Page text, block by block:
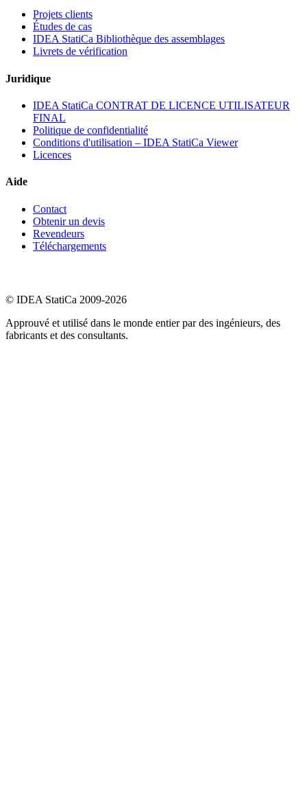
Projets clients
Études de cas
IDEA StatiCa Bibliothèque des assemblages
Livrets de vérification
Juridique
IDEA StatiCa CONTRAT DE LICENCE UTILISATEUR
FINAL
Politique de confidentialité
Conditions d'utilisation – IDEA StatiCa Viewer
Licences
Aide
Contact
Obtenir un devis
Revendeurs
Téléchargements
© IDEA StatiCa 2009-2026
Approuvé et utilisé dans le monde entier par des ingénieurs, des
fabricants et des consultants.